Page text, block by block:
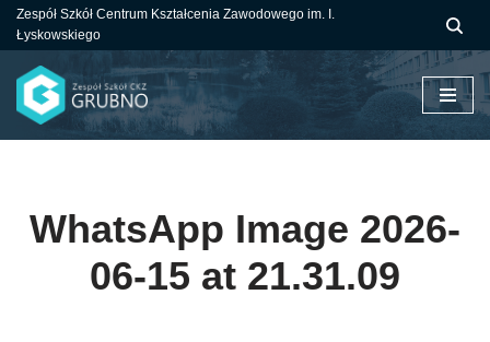
do
treści
Zespół Szkół Centrum Kształcenia Zawodowego im. I.
Łyskowskiego
WhatsApp Image 2026-
06-15 at 21.31.09